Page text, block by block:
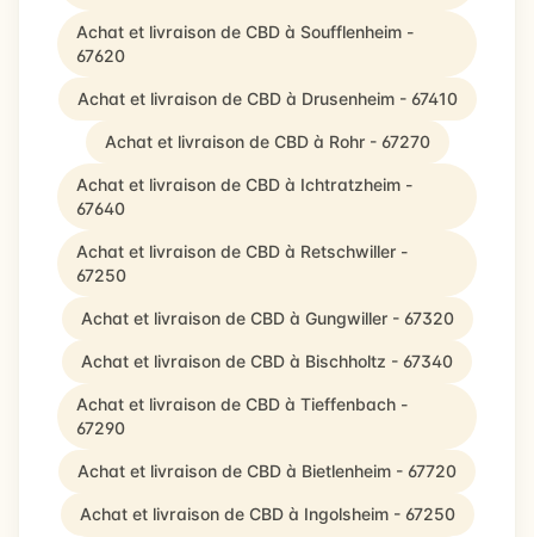
Achat et livraison de CBD à Soufflenheim -
67620
Achat et livraison de CBD à Drusenheim - 67410
Achat et livraison de CBD à Rohr - 67270
Achat et livraison de CBD à Ichtratzheim -
67640
Achat et livraison de CBD à Retschwiller -
67250
Achat et livraison de CBD à Gungwiller - 67320
Achat et livraison de CBD à Bischholtz - 67340
Achat et livraison de CBD à Tieffenbach -
67290
Achat et livraison de CBD à Bietlenheim - 67720
Achat et livraison de CBD à Ingolsheim - 67250